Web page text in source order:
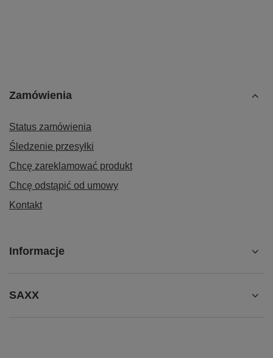
Zamówienia
Status zamówienia
Śledzenie przesyłki
Chcę zareklamować produkt
Chcę odstąpić od umowy
Kontakt
Informacje
SAXX